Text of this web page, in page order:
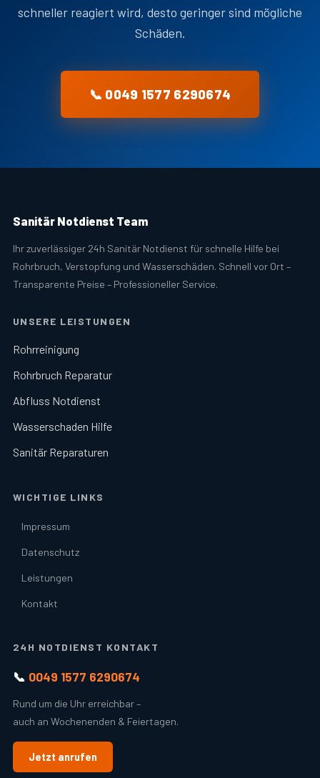
schneller reagiert wird, desto geringer sind mögliche
Schäden.
📞 0049 1577 6290674
Sanitär Notdienst Team
Ihr zuverlässiger 24h Sanitär Notdienst für schnelle Hilfe bei
Rohrbruch, Verstopfung und Wasserschäden. Schnell vor Ort –
Transparente Preise – Professioneller Service.
UNSERE LEISTUNGEN
Rohrreinigung
Rohrbruch Reparatur
Abfluss Notdienst
Wasserschaden Hilfe
Sanitär Reparaturen
WICHTIGE LINKS
Impressum
Datenschutz
Leistungen
Kontakt
24H NOTDIENST KONTAKT
📞 0049 1577 6290674
Rund um die Uhr erreichbar –
auch an Wochenenden & Feiertagen.
Jetzt anrufen